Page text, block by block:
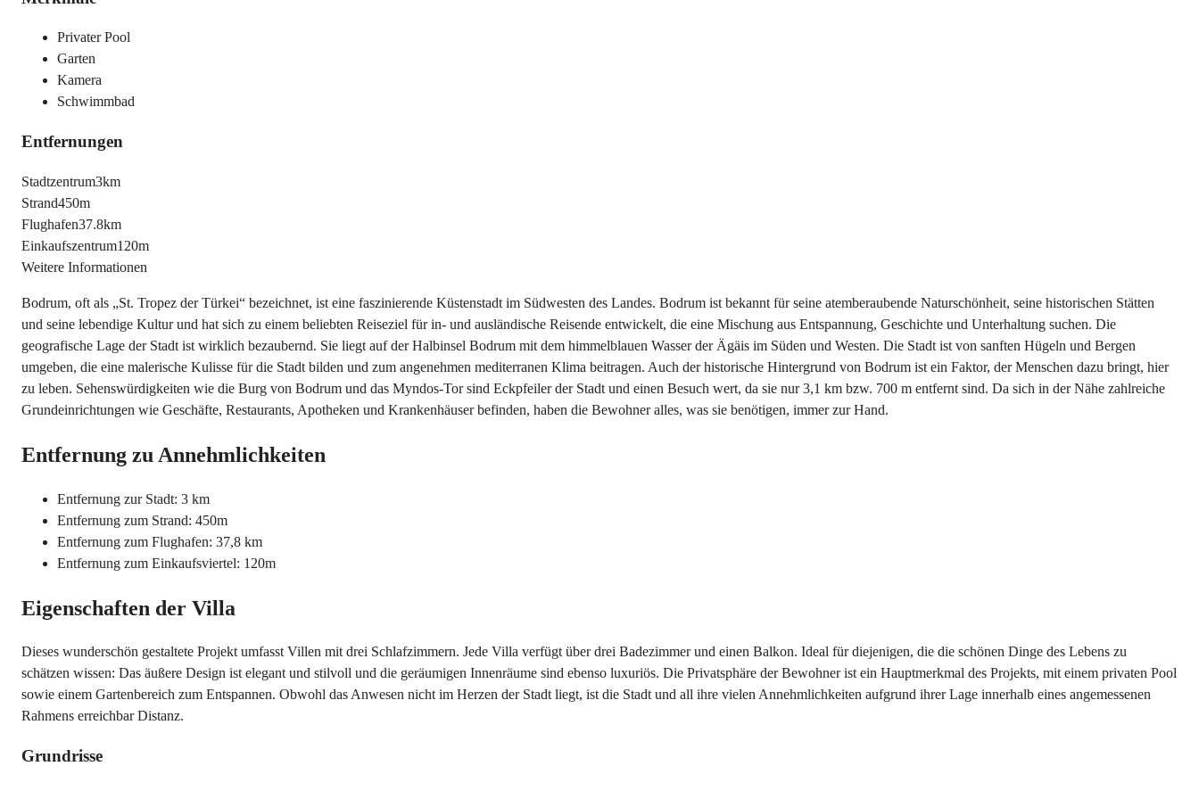
Privater Pool
Garten
Kamera
Schwimmbad
Entfernungen
Stadtzentrum3km
Strand450m
Flughafen37.8km
Einkaufszentrum120m
Weitere Informationen
Bodrum, oft als „St. Tropez der Türkei“ bezeichnet, ist eine faszinierende Küstenstadt im Südwesten des Landes. Bodrum ist bekannt für seine atemberaubende Naturschönheit, seine historischen Stätten
und seine lebendige Kultur und hat sich zu einem beliebten Reiseziel für in- und ausländische Reisende entwickelt, die eine Mischung aus Entspannung, Geschichte und Unterhaltung suchen. Die
geografische Lage der Stadt ist wirklich bezaubernd. Sie liegt auf der Halbinsel Bodrum mit dem himmelblauen Wasser der Ägäis im Süden und Westen. Die Stadt ist von sanften Hügeln und Bergen
umgeben, die eine malerische Kulisse für die Stadt bilden und zum angenehmen mediterranen Klima beitragen. Auch der historische Hintergrund von Bodrum ist ein Faktor, der Menschen dazu bringt, hier
zu leben. Sehenswürdigkeiten wie die Burg von Bodrum und das Myndos-Tor sind Eckpfeiler der Stadt und einen Besuch wert, da sie nur 3,1 km bzw. 700 m entfernt sind. Da sich in der Nähe zahlreiche
Grundeinrichtungen wie Geschäfte, Restaurants, Apotheken und Krankenhäuser befinden, haben die Bewohner alles, was sie benötigen, immer zur Hand.
Entfernung zu Annehmlichkeiten
Entfernung zur Stadt: 3 km
Entfernung zum Strand: 450m
Entfernung zum Flughafen: 37,8 km
Entfernung zum Einkaufsviertel: 120m
Eigenschaften der Villa
Dieses wunderschön gestaltete Projekt umfasst Villen mit drei Schlafzimmern. Jede Villa verfügt über drei Badezimmer und einen Balkon. Ideal für diejenigen, die die schönen Dinge des Lebens zu
schätzen wissen: Das äußere Design ist elegant und stilvoll und die geräumigen Innenräume sind ebenso luxuriös. Die Privatsphäre der Bewohner ist ein Hauptmerkmal des Projekts, mit einem privaten Pool
sowie einem Gartenbereich zum Entspannen. Obwohl das Anwesen nicht im Herzen der Stadt liegt, ist die Stadt und all ihre vielen Annehmlichkeiten aufgrund ihrer Lage innerhalb eines angemessenen
Rahmens erreichbar Distanz.
Grundrisse